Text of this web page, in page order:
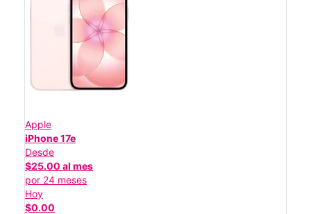
Apple
iPhone 17e
Desde
$25.00 al mes
por 24 meses
Hoy
$0.00